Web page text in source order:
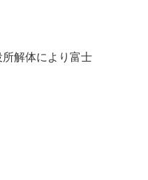
解体により富士